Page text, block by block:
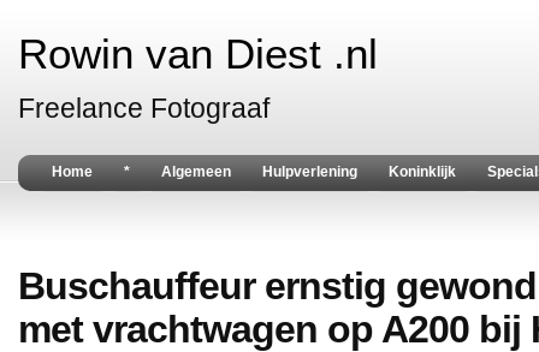
Rowin van Diest .nl
Freelance Fotograaf
Home * Algemeen Hulpverlening Koninklijk
Buschauffeur ernstig
met vrachtwagen op A200 bij